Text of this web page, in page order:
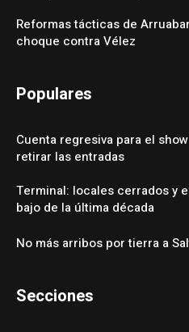
Reformas tácticas de
choque contra Vélez
Populares
Cuenta regresiva para el
retirar las entradas
Terminal: locales cerrados y
bajo de la última década
No más arribos por tierra a
Secciones